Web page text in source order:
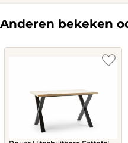
Anderen bekeken